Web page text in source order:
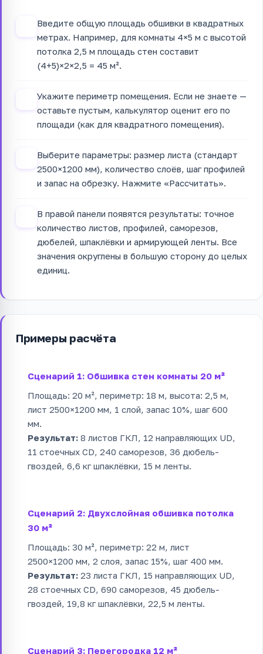
Введите общую площадь обшивки в квадратных
метрах. Например, для комнаты 4×5 м с высотой
потолка 2,5 м площадь стен составит
(4+5)×2×2,5 = 45 м².
Укажите периметр помещения. Если не знаете —
оставьте пустым, калькулятор оценит его по
площади (как для квадратного помещения).
Выберите параметры: размер листа (стандарт
2500×1200 мм), количество слоёв, шаг профилей
и запас на обрезку. Нажмите «Рассчитать».
В правой панели появятся результаты: точное
количество листов, профилей, саморезов,
дюбелей, шпаклёвки и армирующей ленты. Все
значения округлены в большую сторону до целых
единиц.
Примеры расчёта
Сценарий 1: Обшивка стен комнаты 20 м²
Площадь: 20 м², периметр: 18 м, высота: 2,5 м,
лист 2500×1200 мм, 1 слой, запас 10%, шаг 600
мм.
Результат: 8 листов ГКЛ, 12 направляющих UD,
11 стоечных CD, 240 саморезов, 36 дюбель-
гвоздей, 6,6 кг шпаклёвки, 15 м ленты.
Сценарий 2: Двухслойная обшивка потолка
30 м²
Площадь: 30 м², периметр: 22 м, лист
2500×1200 мм, 2 слоя, запас 15%, шаг 400 мм.
Результат: 23 листа ГКЛ, 15 направляющих UD,
28 стоечных CD, 690 саморезов, 45 дюбель-
гвоздей, 19,8 кг шпаклёвки, 22,5 м ленты.
Сценарий 3: Перегородка 12 м²